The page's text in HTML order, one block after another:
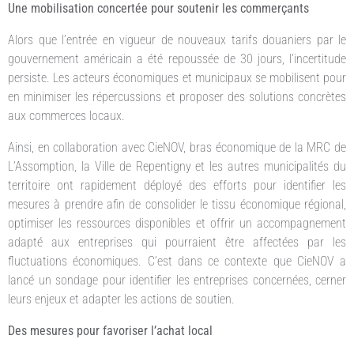
Une mobilisation concertée pour soutenir les commerçants
Alors que l’entrée en vigueur de nouveaux tarifs douaniers par le
gouvernement américain a été repoussée de 30 jours, l’incertitude
persiste. Les acteurs économiques et municipaux se mobilisent pour
en minimiser les répercussions et proposer des solutions concrètes
aux commerces locaux.
Ainsi, en collaboration avec CieNOV, bras économique de la MRC de
L’Assomption, la Ville de Repentigny et les autres municipalités du
territoire ont rapidement déployé des efforts pour identifier les
mesures à prendre afin de consolider le tissu économique régional,
optimiser les ressources disponibles et offrir un accompagnement
adapté aux entreprises qui pourraient être affectées par les
fluctuations économiques. C’est dans ce contexte que CieNOV a
lancé un sondage pour identifier les entreprises concernées, cerner
leurs enjeux et adapter les actions de soutien.
Des mesures pour favoriser l’achat local